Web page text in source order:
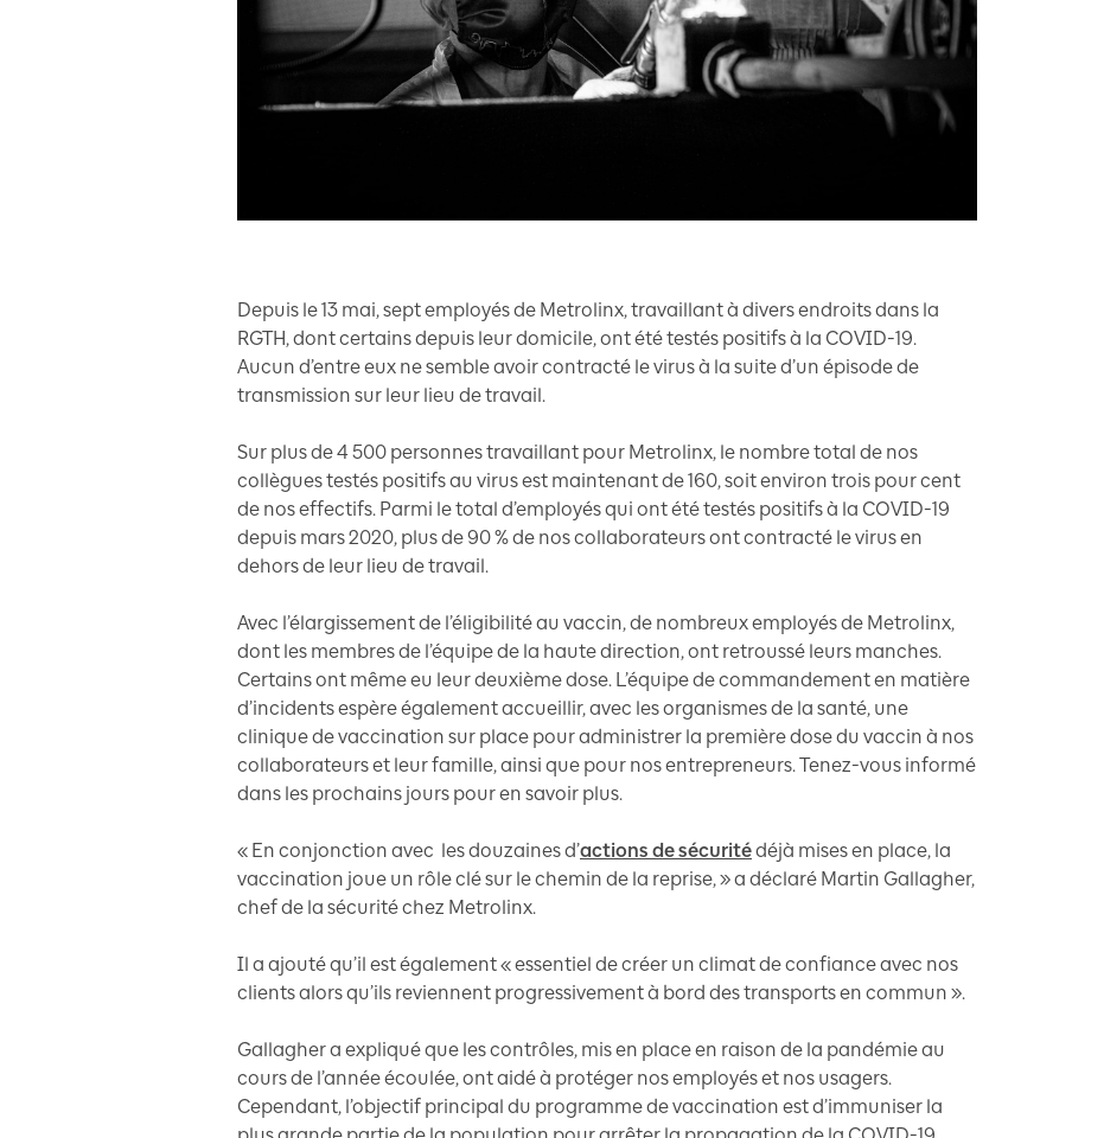
Depuis le 13 mai, sept employés de Metrolinx, travaillant à divers endroits dans la
RGTH, dont certains depuis leur domicile, ont été testés positifs à la COVID-19.
Aucun d’entre eux ne semble avoir contracté le virus à la suite d’un épisode de
transmission sur leur lieu de travail.
Sur plus de 4 500 personnes travaillant pour Metrolinx, le nombre total de nos
collègues testés positifs au virus est maintenant de 160, soit environ trois pour cent
de nos effectifs. Parmi le total d’employés qui ont été testés positifs à la COVID-19
depuis mars 2020, plus de 90 % de nos collaborateurs ont contracté le virus en
dehors de leur lieu de travail.
Avec l’élargissement de l’éligibilité au vaccin, de nombreux employés de Metrolinx,
dont les membres de l’équipe de la haute direction, ont retroussé leurs manches.
Certains ont même eu leur deuxième dose. L’équipe de commandement en matière
d’incidents espère également accueillir, avec les organismes de la santé, une
clinique de vaccination sur place pour administrer la première dose du vaccin à nos
collaborateurs et leur famille, ainsi que pour nos entrepreneurs. Tenez-vous informé
dans les prochains jours pour en savoir plus.
« En conjonction avec les douzaines d’actions de sécuritédéjà mises en place, la
vaccination joue un rôle clé sur le chemin de la reprise, » a déclaré Martin Gallagher,
chef de la sécurité chez Metrolinx.
Il a ajouté qu’il est également « essentiel de créer un climat de confiance avec nos
clients alors qu’ils reviennent progressivement à bord des transports en commun ».
Gallagher a expliqué que les contrôles, mis en place en raison de la pandémie au
cours de l’année écoulée, ont aidé à protéger nos employés et nos usagers.
Cependant, l’objectif principal du programme de vaccination est d’immuniser la